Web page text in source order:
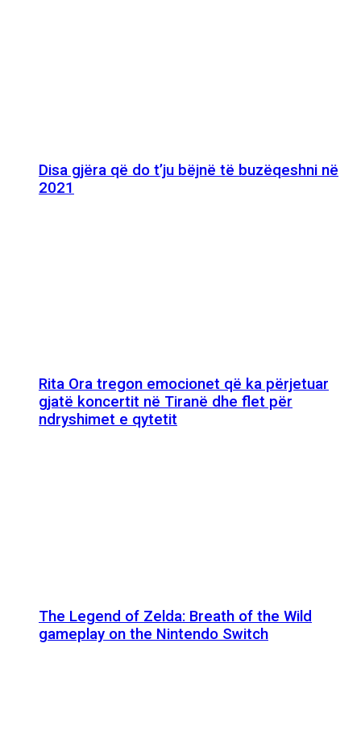
Disa gjëra që do t’ju bëjnë të buzëqeshni në
2021
Rita Ora tregon emocionet që ka përjetuar
gjatë koncertit në Tiranë dhe flet për
ndryshimet e qytetit
The Legend of Zelda: Breath of the Wild
gameplay on the Nintendo Switch